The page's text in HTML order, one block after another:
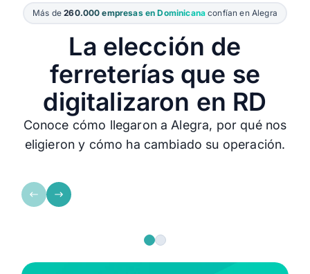
Más de260.000 empresas en Dominicana confían en Alegra
La elección de
ferreterías que se
digitalizaron en RD
Conoce cómo llegaron a Alegra, por qué nos
eligieron y cómo ha cambiado su operación.
Renovas Electric SRL
Tener esa versatilidad que te
vas puedas utilizar el sistema
Como